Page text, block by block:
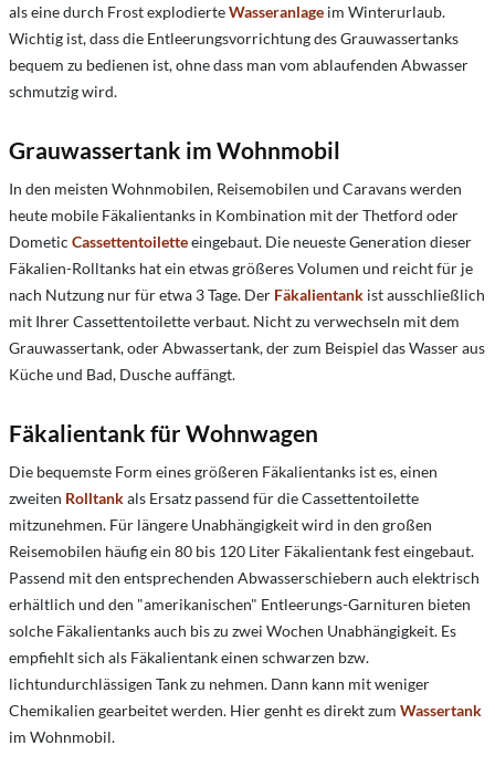
als eine durch Frost explodierteWasseranlage im Winterurlaub.
Wichtig ist, dass die Entleerungsvorrichtung des Grauwassertanks
bequem zu bedienen ist, ohne dass man vom ablaufenden Abwasser
schmutzig wird.
Grauwassertank im Wohnmobil
In den meisten Wohnmobilen, Reisemobilen und Caravans werden
heute mobile Fäkalientanks in Kombination mit der Thetford oder
Dometic Cassettentoiletteeingebaut. Die neueste Generation dieser
Fäkalien-Rolltanks hat ein etwas größeres Volumen und reicht für je
nach Nutzung nur für etwa 3 Tage. Der Fäkalientank ist ausschließlich
mit Ihrer Cassettentoilette verbaut. Nicht zu verwechseln mit dem
Grauwassertank, oder Abwassertank, der zum Beispiel das Wasser aus
Küche und Bad, Dusche auffängt.
Fäkalientank für Wohnwagen
Die bequemste Form eines größeren Fäkalientanks ist es, einen
zweiten Rolltankals Ersatz passend für die Cassettentoilette
mitzunehmen. Für längere Unabhängigkeit wird in den großen
Reisemobilen häufig ein 80 bis 120 Liter Fäkalientank fest eingebaut.
Passend mit den entsprechenden Abwasserschiebern auch elektrisch
erhältlich und den "amerikanischen" Entleerungs-Garnituren bieten
solche Fäkalientanks auch bis zu zwei Wochen Unabhängigkeit. Es
empfiehlt sich als Fäkalientank einen schwarzen bzw.
lichtundurchlässigen Tank zu nehmen. Dann kann mit weniger
Chemikalien gearbeitet werden. Hier genht es direkt zum Wassertank
im Wohnmobil.